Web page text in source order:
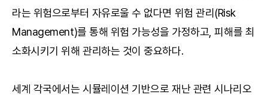
라는 위험으로부터 자유로울 수 없다면 위험 관리(Risk
Management)를 통해 위험 가능성을 가정하고, 피해를 최
소화시키기 위해 관리하는 것이 중요하다.
세계 각국에서는 시뮬레이션 기반으로 재난 관련 시나리오